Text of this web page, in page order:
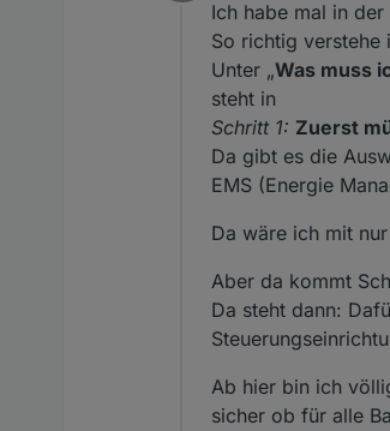
😉)
Offline
Ich habe mal in der
So richtig verstehe
Unter „Was muss
steht in
Schritt 1: Zuerst
Da gibt es die
EMS (Energie
Da wäre ich mit
Aber da kommt
Da steht dann:
Ab hier bin ich
sicher ob für alle